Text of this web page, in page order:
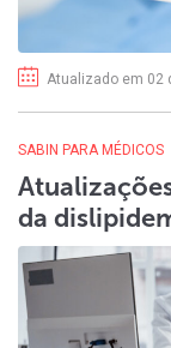
Atualizado em 02
SABIN PARA MÉDICOS
da